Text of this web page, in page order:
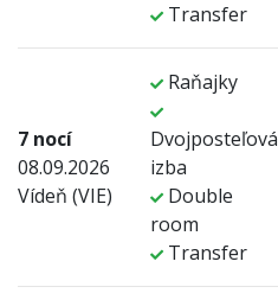
Transfer
7 nocí
08.09.2026
Vídeň (VIE)
Raňajky
Dvojposteľová
izba
Double
room
Transfer